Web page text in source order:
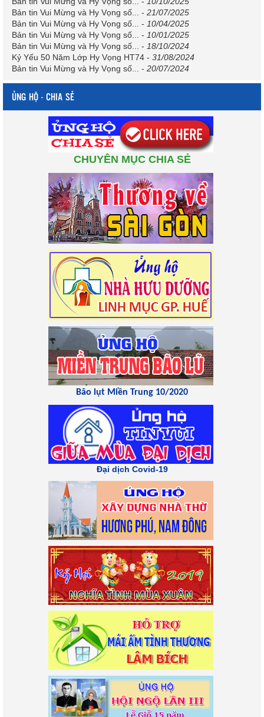
Bản tin Vui Mừng và Hy Vọng số...
- 21/07/2025
Bản tin Vui Mừng và Hy Vọng số...
- 10/04/2025
Bản tin Vui Mừng và Hy Vọng số...
- 10/01/2025
Bản tin Vui Mừng và Hy Vọng số...
- 18/10/2024
Kỷ Yếu 50 Năm Lớp Hy Vọng HT74 - 31/08/2024
Bản tin Vui Mừng và Hy Vọng số...
- 20/07/2024
ỦNG HỘ - CHIA SẺ
CHUYÊN MỤC CHIA SẺ
Bão lụt Miền Trung 10/2020
Đại dịch Covid-19